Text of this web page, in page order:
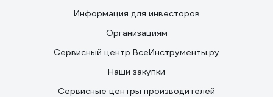
Информация для инвесторов
Организациям
Сервисный центр ВсеИнструменты.ру
Наши закупки
Сервисные центры производителей